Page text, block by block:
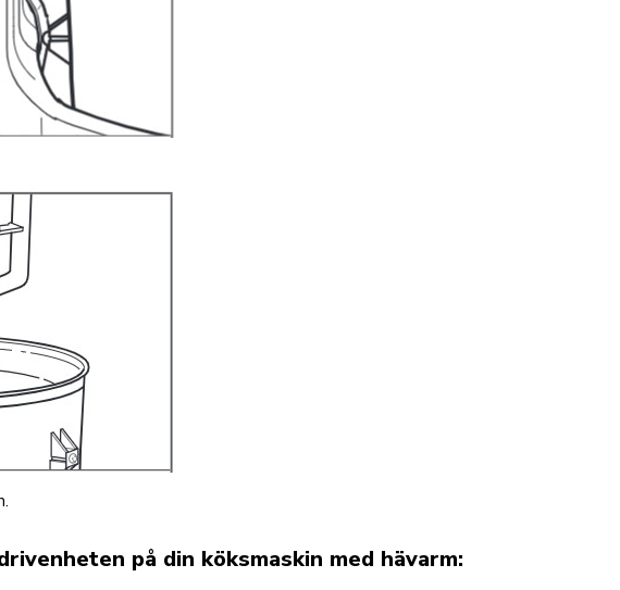
på din köksmaskin med hävarm: